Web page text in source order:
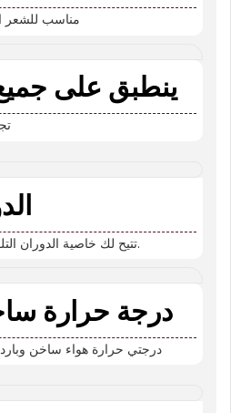
مناسب للشعر
ينطبق على
تتيح لك خاصية الدوران التلقائي تصفيف الشعر بسهولة.
درجة حرارة
درجتي حرارة هواء ساخن وبارد